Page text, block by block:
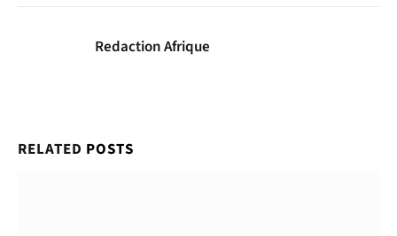
Redaction Afrique
RELATED POSTS